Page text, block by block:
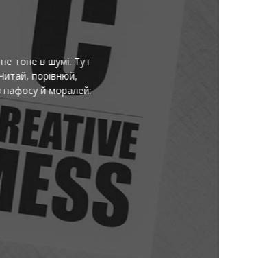
в шумі. Тут
порівнюй,
й моралей: